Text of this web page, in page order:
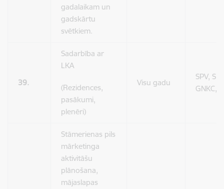
gadalaikam un
gadskārtu
svētkiem.
39.
Sadarbība ar
LKA
(Rezidences,
pasākumi,
plenēri)
Visu gadu
SPV,
GNKC,
Stāmerienas pils
mārketinga
aktivitāšu
plānošana,
mājaslapas